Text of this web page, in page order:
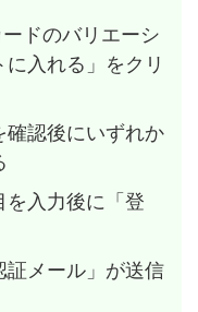
ドのバリエーシ
入れる」をクリ
確認後にいずれか
を入力後に「登
証メール」が送信